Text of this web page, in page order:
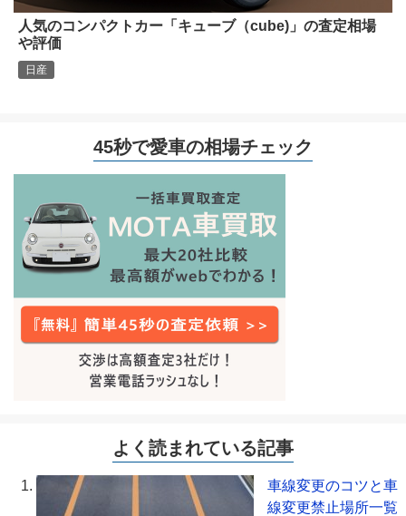
人気のコンパクトカー「キューブ（cube)」の査定相場
や評価
日産
45秒で愛車の相場チェック
よく読まれている記事
車線変更のコツと車
線変更禁止場所一覧